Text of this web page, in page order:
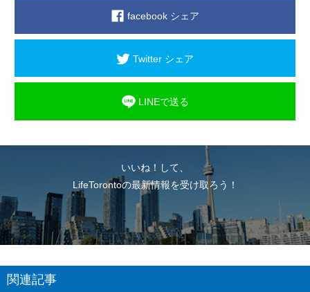
facebook シェア
Twitter シェア
LINEで送る
いいね！して、
LifeTorontoの最新情報を受け取ろう！
関連記事